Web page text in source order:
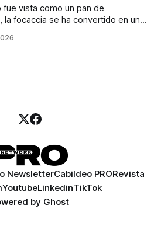
fue vista como un pan de
la focaccia se ha convertido en uno
calidad y experiencias que
NewsletterCabildeo PRORevista
YoutubeLinkedinTikTok
by Ghost